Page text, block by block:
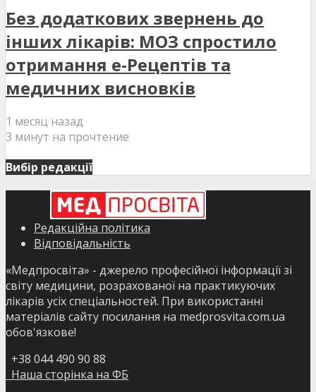
Без додаткових звернень до
інших лікарів: МОЗ спростило
отримання е-Рецептів та
медичних висновків
1 месяц назад
3 минут на прочтение
Вибір редакції
Редакційна політика
Відповідальність
«Медпросвіта» - джерело професійної інформації зі
світу медицини, розрахованої на практикуючих
лікарів усіх спеціальностей. При використанні
матеріалів сайту посилання на medprosvita.com.ua
обов'язкове!
+38 044 490 90 88
Наша сторінка на ФБ